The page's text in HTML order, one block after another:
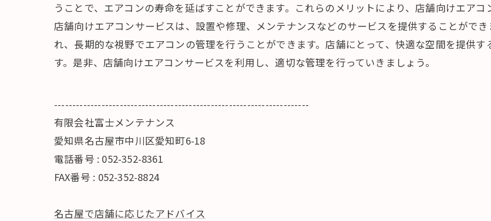
うことで、エアコンの寿命を延ばすことができます。これらのメリットにより、店舗向けエアコ
店舗向けエアコンサービスは、設置や修理、メンテナンスなどのサービスを提供することがで
れ、長期的な視野でエアコンの管理を行うことができます。店舗にとって、快適な空間を提供
す。是非、店舗向けエアコンサービスを利用し、適切な管理を行っていきましょう。
----------------------------------------------------------------------
有限会社富士メンテナンス
愛知県名古屋市中川区愛知町6-18
電話番号 : 052-352-8361
FAX番号 : 052-352-8824
名古屋で店舗に応じたアドバイス